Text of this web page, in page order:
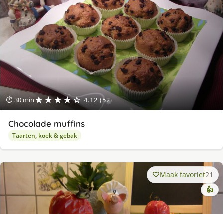
⏱ 30 min★★★★☆ 4.12 (52)
Chocolade muffins
Taarten, koek & gebak
Maak favoriet21
👍